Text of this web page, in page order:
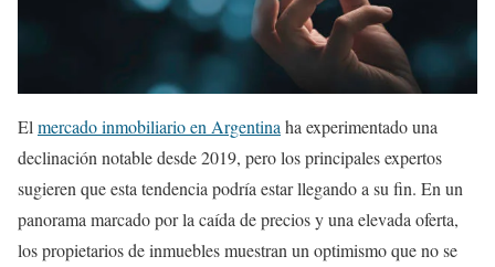
El mercado inmobiliario en Argentina ha experimentado una
declinación notable desde 2019, pero los principales expertos
sugieren que esta tendencia podría estar llegando a su fin. En un
panorama marcado por la caída de precios y una elevada oferta,
los propietarios de inmuebles muestran un optimismo que no se